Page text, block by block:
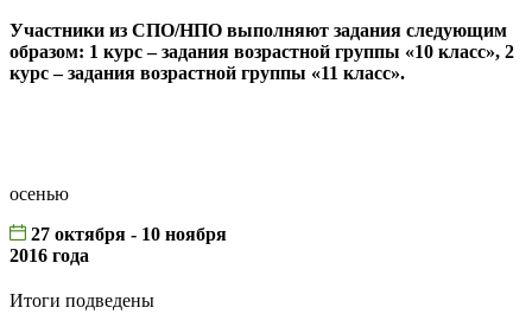
Участники из СПО/НПО выполняют задания следующим
образом: 1 курс – задания возрастной группы «10 класс», 2
курс – задания возрастной группы «11 класс».
осенью
27 октября - 10 ноября
2016 года
Итоги подведены